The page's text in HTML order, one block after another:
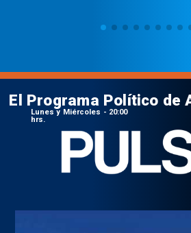
El Programa Político de
Lunes y Miércoles - 20:00
hrs.